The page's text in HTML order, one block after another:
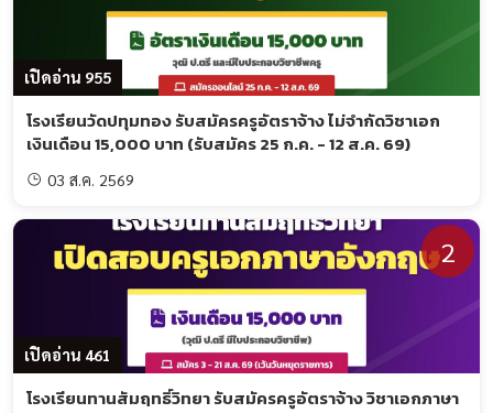
จากคุรุสภา หรือใบอนุญาตการสอนที่ยังไม่หมดอายุ
ไม่เป็นบุคคลล้มละลาย หรือมีโรคต้องห้ามตามกฎหมาย
ไม่เป็นข้าราชการการเมือง หรือเคยต้องโทษจำคุก (เว้น
แต่ความผิดลหุโทษหรือประมาท)
ไม่เคยถูกลงโทษให้ออก ปลดออก หรือไล่ออกจากส่วน
ราชการ
เกณฑ์การตัดสิน
ต้องได้คะแนนรวมไม่น้อยกว่าร้อยละ 60
หากคะแนนเท่ากัน พิจารณาจากคะแนนวิชาเอกเป็น
หลัก
เปิดอ่าน 955
โรงเรียนวัดปทุมทอง รับสมัครครูอัตราจ้าง ไม่จำกัดวิชาเอก
เงินเดือน 15,000 บาท (รับสมัคร 25 ก.ค. - 12 ส.ค. 69)
03 ส.ค. 2569
เปิดอ่าน 461
2
โรงเรียนทานสัมฤทธิ์วิทยา รับสมัครครูอัตราจ้าง วิชาเอกภาษา